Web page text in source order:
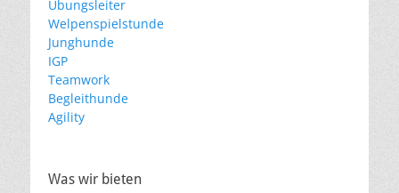
Übungsleiter
Welpenspielstunde
Junghunde
IGP
Teamwork
Begleithunde
Agility
Was wir bieten